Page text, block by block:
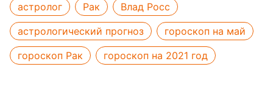
астролог Рак
Влад Росс
астрологический прогноз
гороскоп на май
гороскоп Рак
гороскоп на 2021 год